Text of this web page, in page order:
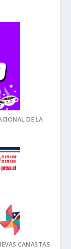
DE LA
CANASTAS